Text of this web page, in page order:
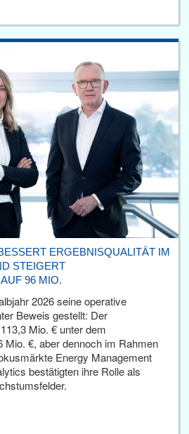
ERGEBNISQUALITÄT IM
STEIGERT
96 MIO.
2026 seine operative
Beweis gestellt: Der
Mio. € unter dem
Mio. €, aber dennoch im Rahmen
Energy Management
bestätigten ihre Rolle als